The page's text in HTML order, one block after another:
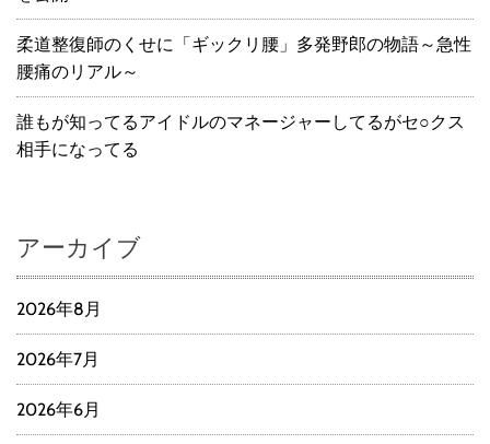
柔道整復師のくせに「ギックリ腰」多発野郎の物語～急性
腰痛のリアル～
誰もが知ってるアイドルのマネージャーしてるがセ○クス
相手になってる
アーカイブ
2026年8月
2026年7月
2026年6月